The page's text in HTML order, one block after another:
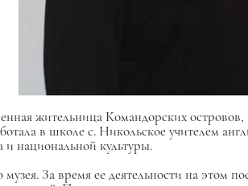
жительница Командорских
в школе с. Никольское учителем
и национальной культуры.
музея. За время ее деятельности на этом